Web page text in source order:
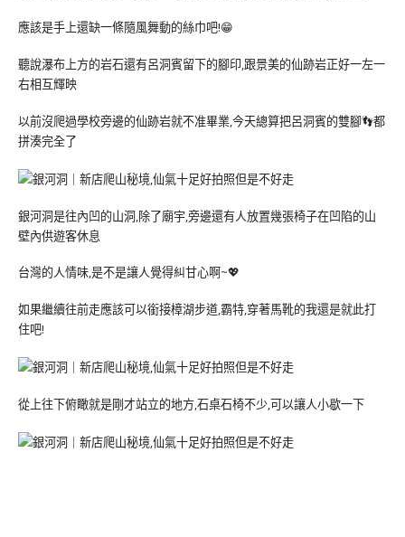
應該是手上還缺一條隨風舞動的絲巾吧!😁
聽說瀑布上方的岩石還有呂洞賓留下的腳印,跟景美的仙跡岩正好一左一
右相互輝映
以前沒爬過學校旁邊的仙跡岩就不准畢業,今天總算把呂洞賓的雙腳👣都
拼湊完全了
銀河洞是往內凹的山洞,除了廟宇,旁邊還有人放置幾張椅子在凹陷的山
壁內供遊客休息
台灣的人情味,是不是讓人覺得糾甘心啊~💖
如果繼續往前走應該可以銜接樟湖步道,霸特,穿著馬靴的我還是就此打
住吧!
從上往下俯瞰就是剛才站立的地方,石桌石椅不少,可以讓人小歇一下